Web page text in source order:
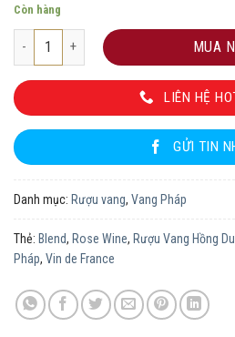
Còn hàng
Rượu Vang Hồng Dufouleur Monopole
MUA
LIÊN HỆ
GỬI TIN
Danh mục: Rượu vang, Vang Pháp
Thẻ: Blend, Rose Wine, Rượu Vang Hồng
Pháp, Vin de France